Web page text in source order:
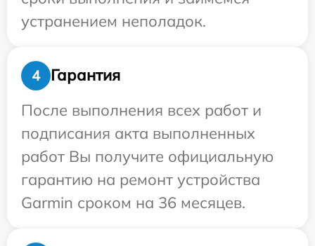
устранением неполадок.
4
Гарантия
После выполнения всех работ и
подписания акта выполненных
работ Вы получите официальную
гарантию на ремонт устройства
Garmin сроком на 36 месяцев.